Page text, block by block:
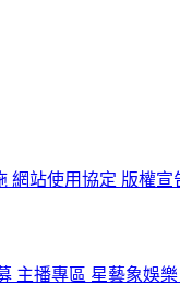
網站使用協定 版權宣
主播專區 星藝象娛樂